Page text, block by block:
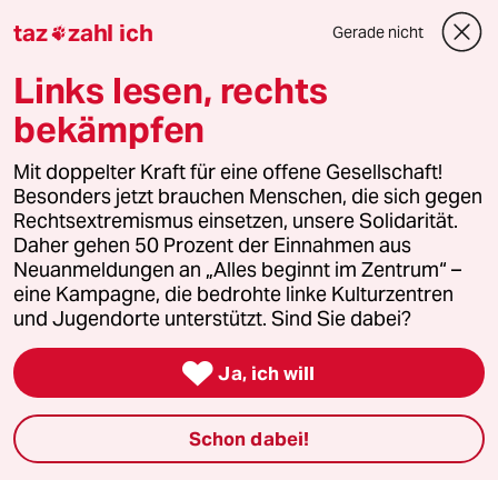
Aktuelles
Hausblog
Die Seitenwende
Stellen
Presse
Unterstützen
abo
taz zahl ich Gerade nicht
Links lesen, rechts
bekämpfen
Mit doppelter Kraft für eine offene Gesellschaft!
Besonders jetzt brauchen Menschen, die sich gegen
Rechtsextremismus einsetzen, unsere Solidarität.
Daher gehen 50 Prozent der Einnahmen aus
Neuanmeldungen an „Alles beginnt im Zentrum“ –
eine Kampagne, die bedrohte linke Kulturzentren
und Jugendorte unterstützt. Sind Sie dabei?
 Ja, ich will
Schon dabei!